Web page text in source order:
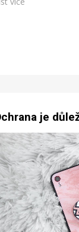
je